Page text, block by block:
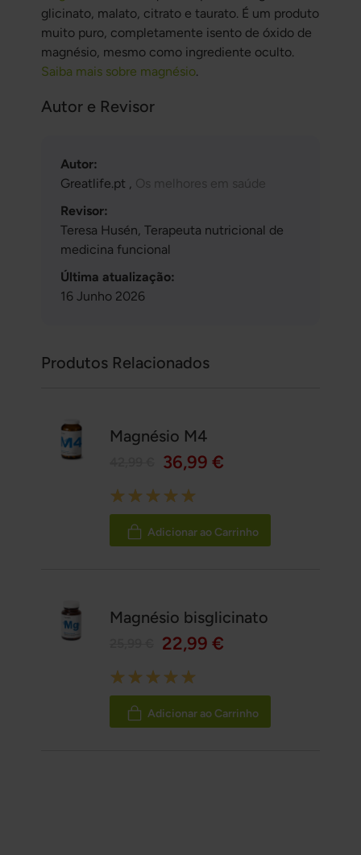
glicinato, malato, citrato e taurato. É um produto
muito puro, completamente isento de óxido de
magnésio, mesmo como ingrediente oculto.
Saiba mais sobre magnésio.
Autor e Revisor
Autor:
Greatlife.pt , Os melhores em saúde
Revisor:
Teresa Husén, Terapeuta nutricional de
medicina funcional
Última atualização:
16 Junho 2026
Produtos Relacionados
Magnésio M4
36,99 €
Rating:
100%
Adicionar ao Carrinho
Magnésio bisglicinato
22,99 €
Rating:
100%
Adicionar ao Carrinho